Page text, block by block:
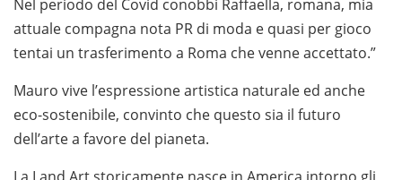
Nel periodo del Covid conobbi Raffaella, romana, mia
attuale compagna nota PR di moda e quasi per gioco
tentai un trasferimento a Roma che venne accettato.”
Mauro vive l’espressione artistica naturale ed anche
eco-sostenibile, convinto che questo sia il futuro
dell’arte a favore del pianeta.